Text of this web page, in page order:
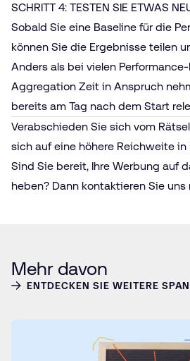
SCHRITT 4: TESTEN SIE ETWAS
Sobald Sie eine Baseline für die
können Sie die Ergebnisse teilen
Anders als bei vielen
Aggregation Zeit in Anspruch
bereits am Tag nach dem Start
Verabschieden Sie sich vom
sich auf eine höhere Reichweite
Sind Sie bereit, Ihre Werbung auf
heben? Dann kontaktieren Sie uns
Mehr davon
ENTDECKEN SIE WEITERE